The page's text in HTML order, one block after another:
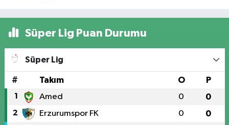
Süper Lig Puan Durumu
Süper Lig
# Takım O P
1 Amed 0 0
2 Erzurumspor FK 0 0